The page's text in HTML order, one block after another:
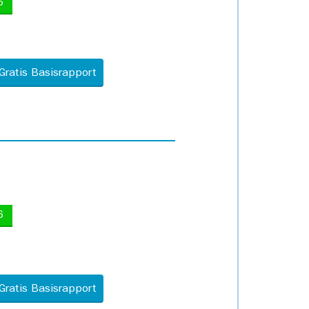
Basisrapport
Basisrapport